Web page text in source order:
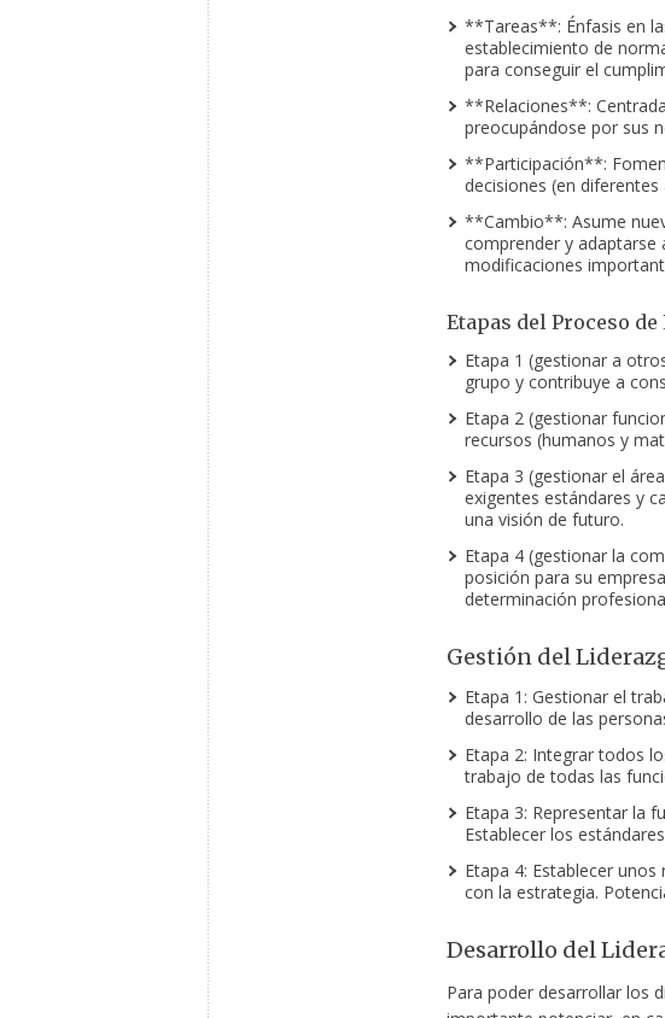
**Tareas**: Énfasis en
establecimiento de
para conseguir el
**Relaciones**:
preocupándose por sus
**Participación**:
decisiones (en diferentes
**Cambio**: Asume
comprender y adaptarse
modificaciones
Etapas del Proceso
Etapa 1 (gestionar a
grupo y contribuye a
Etapa 2 (gestionar
recursos (humanos y
Etapa 3 (gestionar el
exigentes estándares y
una visión de futuro.
Etapa 4 (gestionar la
posición para su
determinación
Gestión del
Etapa 1: Gestionar el
desarrollo de las
Etapa 2: Integrar todos
trabajo de todas las
Etapa 3: Representar la
Establecer los
Etapa 4: Establecer
con la estrategia.
Desarrollo del
Para poder desarrollar los